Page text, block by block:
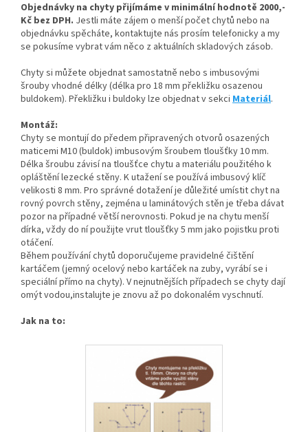
Objednávky na chyty přijímáme v minimální hodnotě 2000,-
Kč bez DPH. Jestli máte zájem o menší počet chytů nebo na
objednávku spěcháte, kontaktujte nás prosím telefonicky a my
se pokusíme vybrat vám něco z aktuálních skladových zásob.
Chyty si můžete objednat samostatně nebo s imbusovými
šrouby vhodné délky (délka pro 18 mm překližku osazenou
buldokem). Překližku i buldoky lze objednat v sekci Materiál.
Montáž:
Chyty se montují do předem připravených otvorů osazených
maticemi M10 (buldok) imbusovým šroubem tloušťky 10 mm.
Délka šroubu závisí na tloušťce chytu a materiálu použitého k
opláštění lezecké stěny. K utažení se používá imbusový klíč
velikosti 8 mm. Pro správné dotažení je důležité umístit chyt na
rovný povrch stěny, zejména u laminátových stěn je třeba dávat
pozor na případné větší nerovnosti. Pokud je na chytu menší
dírka, vždy do ní použijte vrut tloušťky 5 mm jako pojistku proti
otáčení.
Během používání chytů doporučujeme pravidelné čištění
kartáčem (jemný ocelový nebo kartáček na zuby, vyrábí se i
speciální přímo na chyty). V nejnutnějších případech se chyty dají
omýt vodou,instalujte je znovu až po dokonalém vyschnutí.
Jak na to: